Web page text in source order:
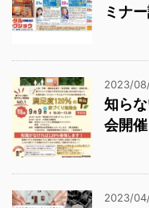
ミナ
2023/
知ら
会開催
2023/